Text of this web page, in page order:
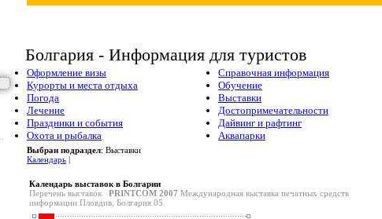
Болгария - Информация для туристов
Оформление визы
Курорты и места отдыха
Погода
Лечение
Праздники и события
Охота и рыбалка
Справочная информация
Обучение
Выставки
Достопримечательности
Дайвинг и рафтинг
Аквапарки
Выбран подраздел: Выставки
Календарь |
Календарь выставок в Болгарии
Перечень выставок PRINTCOM 2007 Международная выставка печатных средств
информации Пловдив, Болгария 05.